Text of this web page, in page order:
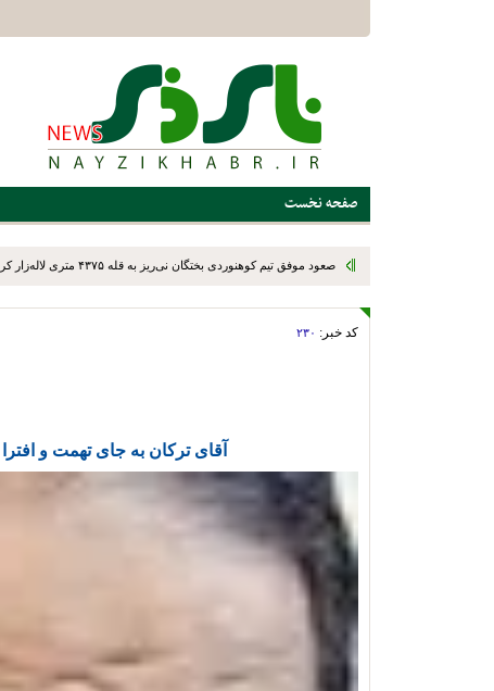
صفحه نخست
صعود موفق تیم کوهنوردی بختگان نی‌ریز به قله ۴۳۷۵ متری لاله‌زار کرمان
کد خبر: ۲۳۰
آقای ترکان به جای تهمت و